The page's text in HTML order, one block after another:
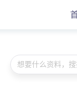
想要什么资料，搜